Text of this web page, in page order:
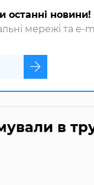
останні новини!
мережі та e-
в